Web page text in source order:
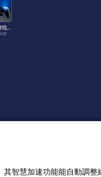
智慧加速功能能自動調整